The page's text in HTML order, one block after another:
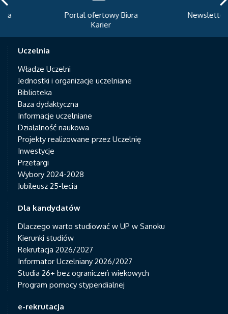
Portal ofertowy Biura
Uczelnia
Władze Uczelni
Jednostki i organizacje uczelniane
Biblioteka
Baza dydaktyczna
Informacje uczelniane
Działalność naukowa
Projekty realizowane przez Uczelnię
Inwestycje
Przetargi
Wybory 2024-2028
Jubileusz 25-lecia
Dla kandydatów
Dlaczego warto studiować w UP w Sanoku
Kierunki studiów
Rekrutacja 2026/2027
Informator Uczelniany 2026/2027
Studia 26+ bez ograniczeń wiekowych
Program pomocy stypendialnej
e-rekrutacja